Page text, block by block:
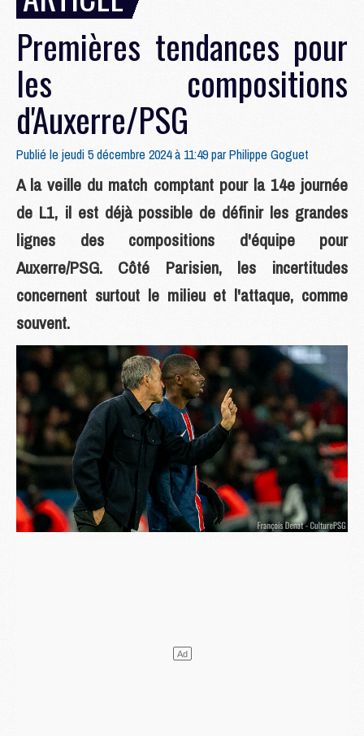
Premières tendances pour
les compositions
d'Auxerre/PSG
Publié le jeudi 5 décembre 2024 à 11:49 parPhilippe Goguet
A la veille du match comptant pour la 14e journée
de L1, il est déjà possible de définir les grandes
lignes des compositions d'équipe pour
Auxerre/PSG. Côté Parisien, les incertitudes
concernent surtout le milieu et l'attaque, comme
souvent.